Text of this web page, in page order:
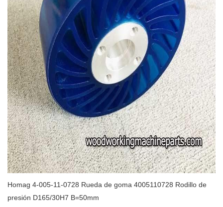
Homag 4-005-11-0728 Rueda de goma 4005110728 Rodillo de
presión D165/30H7 B=50mm